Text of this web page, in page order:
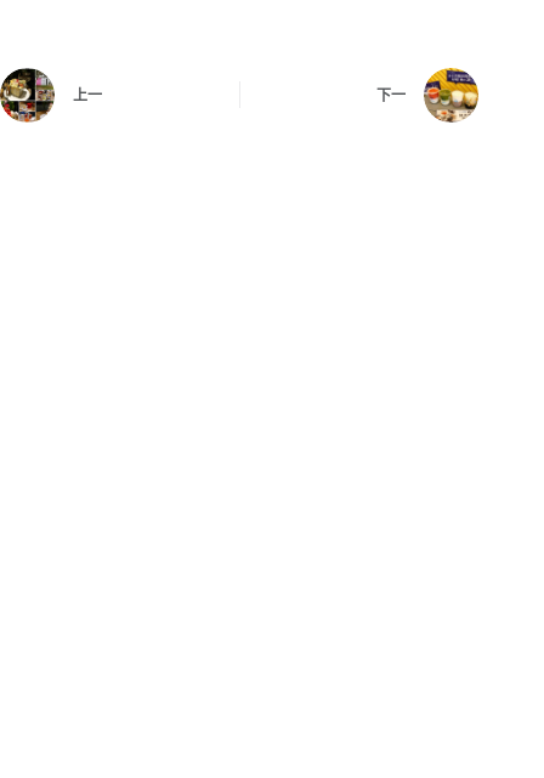
上一 下一